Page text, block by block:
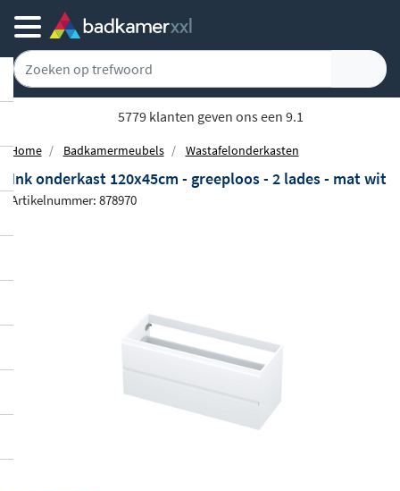
5779 klanten geven ons een 9.1
Home Badkamermeubels Wastafelonderkasten
Ink onderkast 120x45cm - greeploos - 2 lades - mat wit
Artikelnummer: 878970